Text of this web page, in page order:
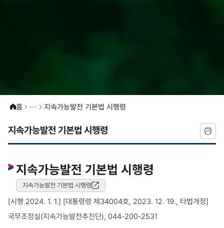
홈 지속가능발전 기본법 시행령
지속가능발전 기본법 시행령
지속가능발전 기본법 시행령
지속가능발전 기본법 시행령
(새창열림)
[시행 2024. 1. 1.] [대통령령 제34004호, 2023. 12. 19., 타법개정]
국무조정실(지속가능발전추진단), 044-200-2531